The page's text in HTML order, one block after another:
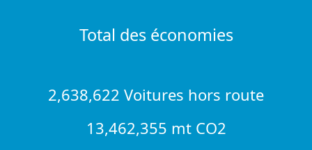
Total des économies
2,638,622 Voitures hors route
13,462,355 mt CO2